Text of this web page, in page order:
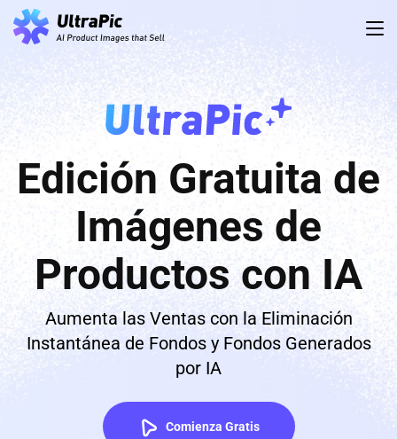
Edición Gratuita de
Imágenes de
Productos con IA
Aumenta las Ventas con la Eliminación
Instantánea de Fondos y Fondos Generados
por IA
Comienza Gratis